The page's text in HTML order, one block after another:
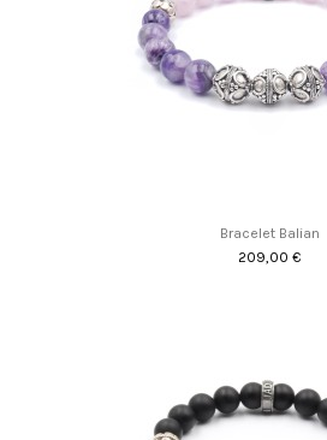
Bracelet Balian
209,00 €